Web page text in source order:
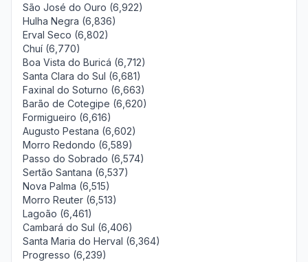
São José do Ouro (6,922)
Hulha Negra (6,836)
Erval Seco (6,802)
Chuí (6,770)
Boa Vista do Buricá (6,712)
Santa Clara do Sul (6,681)
Faxinal do Soturno (6,663)
Barão de Cotegipe (6,620)
Formigueiro (6,616)
Augusto Pestana (6,602)
Morro Redondo (6,589)
Passo do Sobrado (6,574)
Sertão Santana (6,537)
Nova Palma (6,515)
Morro Reuter (6,513)
Lagoão (6,461)
Cambará do Sul (6,406)
Santa Maria do Herval (6,364)
Progresso (6,239)